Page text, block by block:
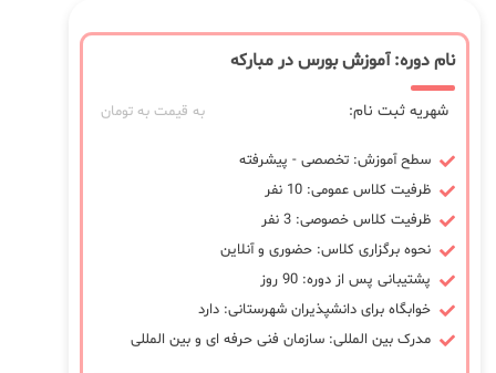
نام دوره: آموزش بورس در مبارکه
شهریه ثبت نام: به قیمت به تومان
سطح آموزش: تخصصی - پیشرفته
ظرفیت کلاس عمومی: 10 نفر
ظرفیت کلاس خصوصی: 3 نفر
نحوه برگزاری کلاس: حضوری و آنلاین
پشتیبانی پس از دوره: 90 روز
خوابگاه برای دانشپذیران شهرستانی: دارد
مدرک بین المللی: سازمان فنی حرفه ای و بین المللی